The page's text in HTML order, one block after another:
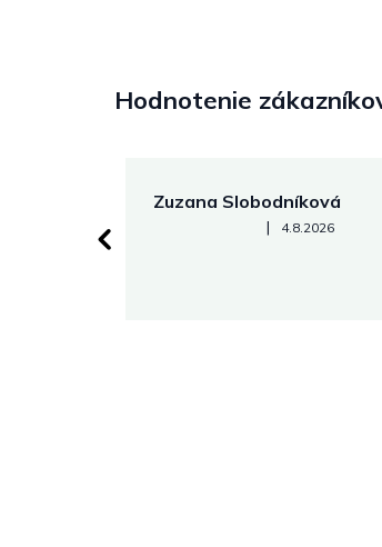
Hodnotenie
Zuzana Slobodníková
Hodnotenie obchodu je 5 z 5
| 4.8.2026